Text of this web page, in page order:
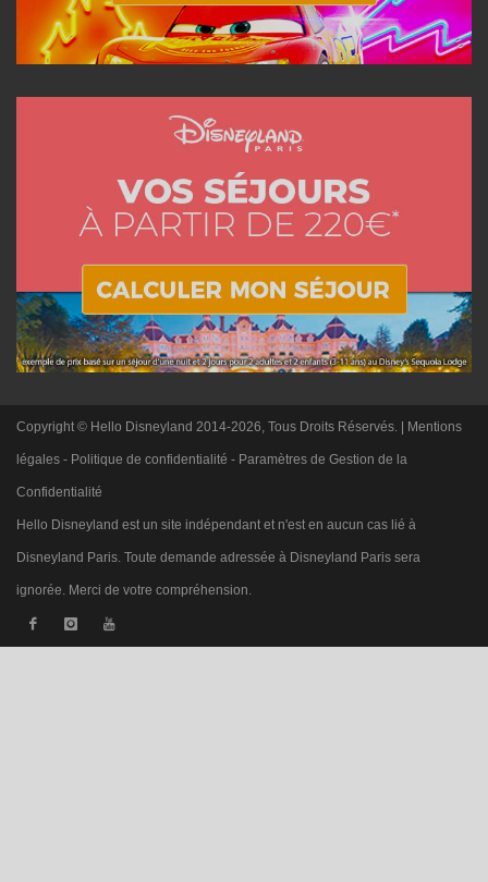
Copyright © Hello Disneyland 2014-2026, Tous Droits Réservés. | Mentions
légales - Politique de confidentialité - Paramètres de Gestion de la
Confidentialité
Hello Disneyland est un site indépendant et n'est en aucun cas lié à
Disneyland Paris. Toute demande adressée à Disneyland Paris sera
ignorée. Merci de votre compréhension.